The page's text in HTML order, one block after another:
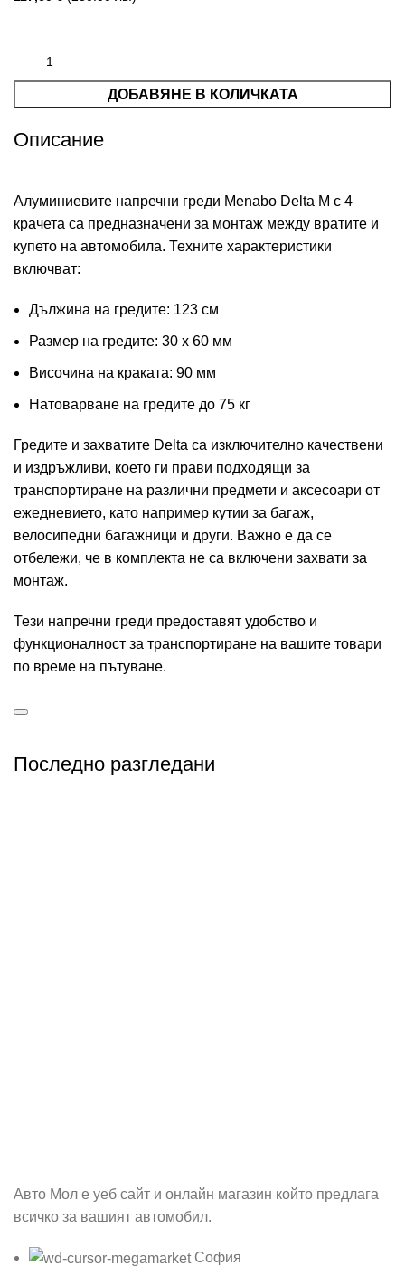
ДОБАВЯНЕ В КОЛИЧКАТА
Описание
Алуминиевите напречни греди Menabo Delta M с 4
крачета са предназначени за монтаж между вратите и
купето на автомобила. Техните характеристики
включват:
Дължина на гредите: 123 см
Размер на гредите: 30 x 60 мм
Височина на краката: 90 мм
Натоварване на гредите до 75 кг
Гредите и захватите Delta са изключително качествени
и издръжливи, което ги прави подходящи за
транспортиране на различни предмети и аксесоари от
ежедневието, като например кутии за багаж,
велосипедни багажници и други. Важно е да се
отбележи, че в комплекта не са включени захвати за
монтаж.
Тези напречни греди предоставят удобство и
функционалност за транспортиране на вашите товари
по време на пътуване.
Последно разгледани
Авто Мол е уеб сайт и онлайн магазин който предлага
всичко за вашият автомобил.
София